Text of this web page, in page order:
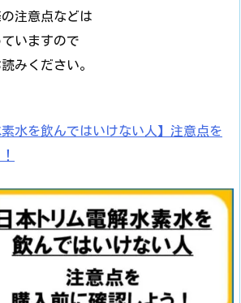
注意点などは
いますので
みください。
素水を飲んではいけない人】注意点を